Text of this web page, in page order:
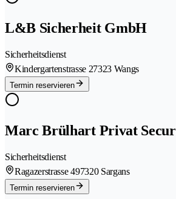
L&B Sicherheit GmbH
Sicherheitsdienst
Kindergartenstrasse 27323 Wangs
Termin reservieren
Marc Brülhart Privat
Sicherheitsdienst
Ragazerstrasse 497320 Sargans
Termin reservieren